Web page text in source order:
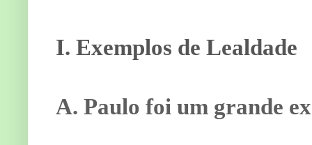
I. Exemplos de Lealdade
A. Paulo foi um grande